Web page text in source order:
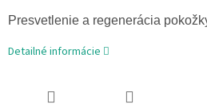
Presvetlenie a regenerácia
Detailné informácie